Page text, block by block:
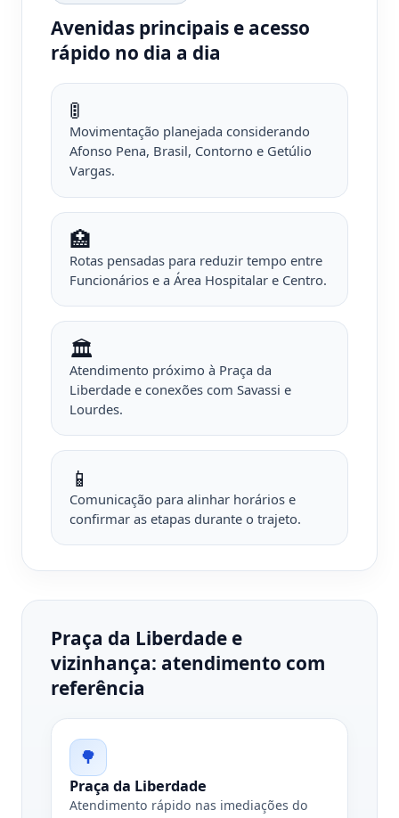
Avenidas principais e acesso
rápido no dia a dia
🚦
Movimentação planejada considerando
Afonso Pena, Brasil, Contorno e Getúlio
Vargas.
🏥
Rotas pensadas para reduzir tempo entre
Funcionários e a Área Hospitalar e Centro.
🏛️
Atendimento próximo à Praça da
Liberdade e conexões com Savassi e
Lourdes.
📱
Comunicação para alinhar horários e
confirmar as etapas durante o trajeto.
Praça da Liberdade e
vizinhança: atendimento com
referência
🌳
Praça da Liberdade
Atendimento rápido nas imediações do